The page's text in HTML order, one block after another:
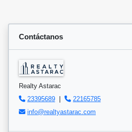
Contáctanos
Realty Astarac
23395689 |
22165785
info@realtyastarac.com